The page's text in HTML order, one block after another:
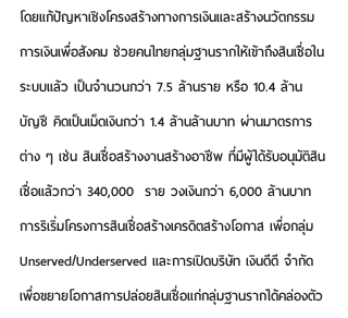
โดยแก้ปัญหาเชิงโครงสร้างทางการเงินและสร้างนวัตกรรม
การเงินเพื่อสังคม ช่วยคนไทยกลุ่มฐานรากให้เข้าถึงสินเชื่อใน
ระบบแล้ว เป็นจำนวนกว่า 7.5 ล้านราย หรือ 10.4 ล้าน
บัญชี คิดเป็นเม็ดเงินกว่า 1.4 ล้านล้านบาท ผ่านมาตรการ
ต่าง ๆ เช่น สินเชื่อสร้างงานสร้างอาชีพ ที่มีผู้ได้รับอนุมัติสิน
เชื่อแล้วกว่า 340,000  ราย วงเงินกว่า 6,000 ล้านบาท
การริเริ่มโครงการสินเชื่อสร้างเครดิตสร้างโอกาส เพื่อกลุ่ม
Unserved/Underserved และการเปิดบริษัท เงินดีดี จำกัด
เพื่อขยายโอกาสการปล่อยสินเชื่อแก่กลุ่มฐานรากได้คล่องตัว